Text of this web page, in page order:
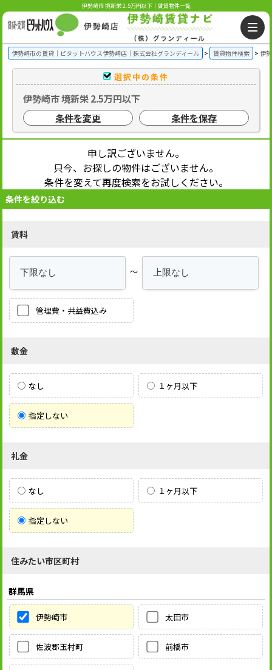
伊勢崎市 境新栄 2.5万円以下｜賃貸物件一覧
伊勢崎市の賃貸｜ピタットハウス伊勢崎店｜株式会社グランディール 賃貸物件検索 伊
選択中の条件
伊勢崎市 境新栄 2.5万円以下
条件を変更
条件を保存
申し訳ございません。
只今、お探しの物件はございません。
条件を変えて再度検索をお試しください。
条件を絞り込む
賃料
～
管理費・共益費込み
敷金
なし １ヶ月以下
指定しない
礼金
なし １ヶ月以下
指定しない
住みたい市区町村
群馬県
伊勢崎市 太田市
佐波郡玉村町 前橋市